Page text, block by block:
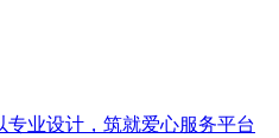
专业设计，筑就爱心服务平台